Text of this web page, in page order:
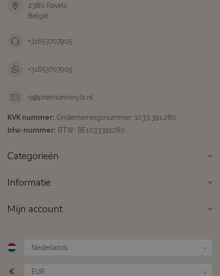
2380 Ravels
België
+31653707905
+31653707905
rj@premiumvinyls.nl
KVK nummer: Ondernemingsnummer: 1033.391.280
btw-nummer: BTW: BE1033391280
Categorieën
Informatie
Mijn account
€